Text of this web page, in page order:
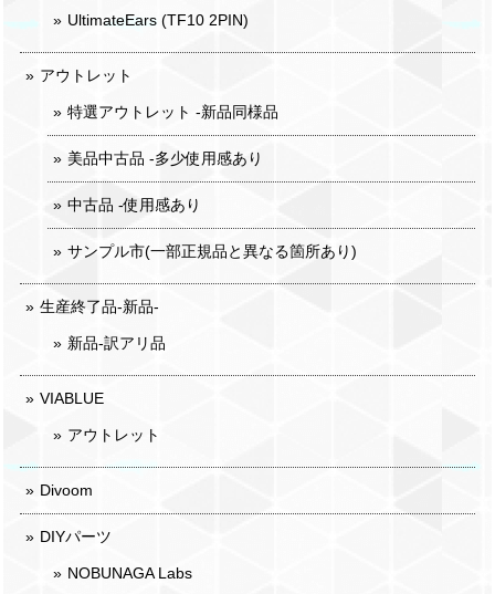
UltimateEars (TF10 2PIN)
アウトレット
特選アウトレット -新品同様品
美品中古品 -多少使用感あり
中古品 -使用感あり
サンプル市(一部正規品と異なる箇所あり)
生産終了品-新品-
新品-訳アリ品
VIABLUE
アウトレット
Divoom
DIYパーツ
NOBUNAGA Labs